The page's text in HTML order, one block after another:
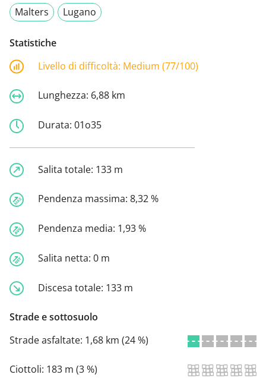
Malters
Lugano
Statistiche
Livello di difficoltà: Medium (77/100)
Lunghezza: 6,88 km
Durata: 01o35
Salita totale: 133 m
Pendenza massima: 8,32 %
Pendenza media: 1,93 %
Salita netta: 0 m
Discesa totale: 133 m
Strade e sottosuolo
Strade asfaltate: 1,68 km (24 %)
Ciottoli: 183 m (3 %)